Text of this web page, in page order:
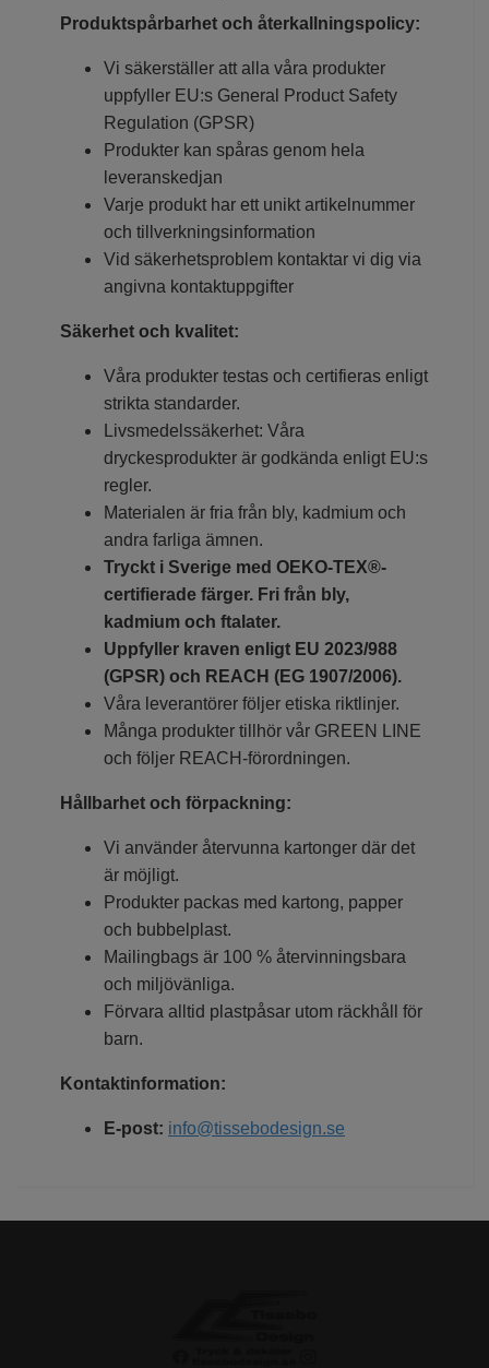
Produktspårbarhet och återkallningspolicy:
Vi säkerställer att alla våra produkter
uppfyller EU:s General Product Safety
Regulation (GPSR)
Produkter kan spåras genom hela
leveranskedjan
Varje produkt har ett unikt artikelnummer
och tillverkningsinformation
Vid säkerhetsproblem kontaktar vi dig via
angivna kontaktuppgifter
Säkerhet och kvalitet:
Våra produkter testas och certifieras enligt
strikta standarder.
Livsmedelssäkerhet: Våra
dryckesprodukter är godkända enligt EU:s
regler.
Materialen är fria från bly, kadmium och
andra farliga ämnen.
Tryckt i Sverige med OEKO-TEX®-
certifierade färger. Fri från bly,
kadmium och ftalater.
Uppfyller kraven enligt EU 2023/988
(GPSR) och REACH (EG 1907/2006).
Våra leverantörer följer etiska riktlinjer.
Många produkter tillhör vår GREEN LINE
och följer REACH-förordningen.
Hållbarhet och förpackning:
Vi använder återvunna kartonger där det
är möjligt.
Produkter packas med kartong, papper
och bubbelplast.
Mailingbags är 100 % återvinningsbara
och miljövänliga.
Förvara alltid plastpåsar utom räckhåll för
barn.
Kontaktinformation:
E-post: info@tissebodesign.se